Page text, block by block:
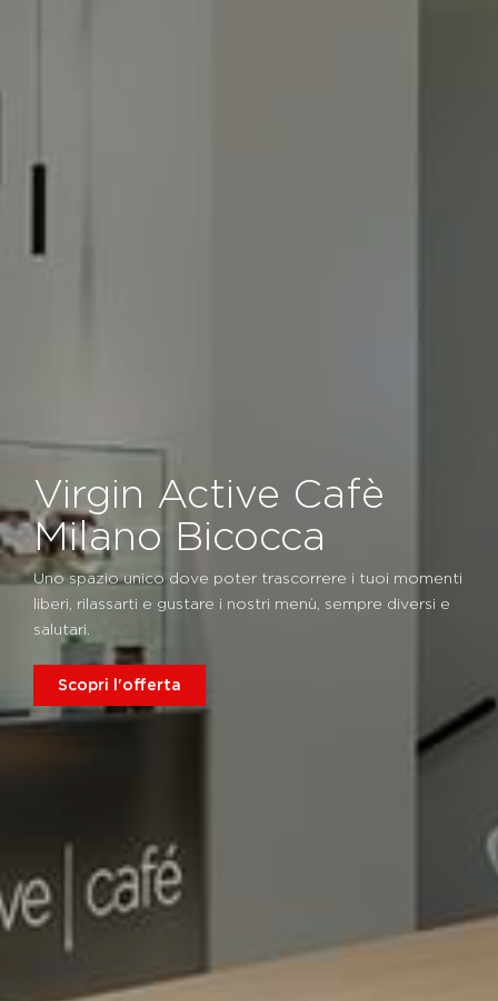
Virgin Active Cafè
Milano Bicocca
Uno spazio unico dove poter trascorrere i tuoi momenti
liberi, rilassarti e gustare i nostri menù, sempre diversi e
salutari.
Scopri l'offerta